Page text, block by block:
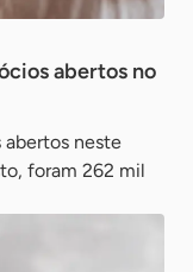
abertos no
abertos neste
foram 262 mil